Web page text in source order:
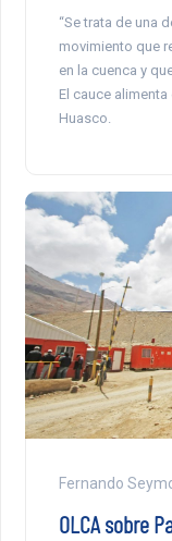
“Se trata de una
movimiento que
en la cuenca y
El cauce
Huasco.
Fernando
OLCA sobre